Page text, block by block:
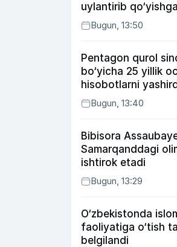
uylantirib
Anvar Sobirov
faoliyati va o‘g‘il
Bugun, 13:50
Pentagon qurol
bo‘yicha 25 yillik
hisobotlarni
Bugun, 13:40
Bibisora
Samarqanddagi
ishtirok etadi
Bugun, 13:29
O‘zbekistonda
faoliyatiga o‘tish
belgilandi